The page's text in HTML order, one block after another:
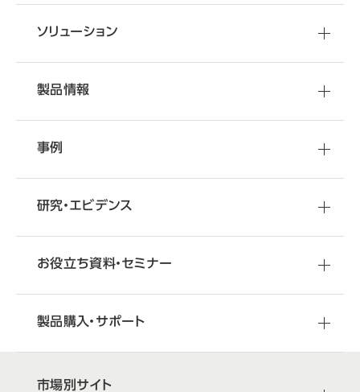
ソリューション
製品情報
事例
研究・エビデンス
お役立ち資料・セミナー
製品購入・サポート
市場別サイト